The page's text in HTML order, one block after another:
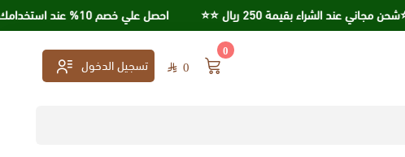
عند الشراء بقيمة 250 ريال ⭐️⭐️ احصل علي خصم 10% عند استخدامك كود خصم KSA95
0
0 تسجيل الدخول